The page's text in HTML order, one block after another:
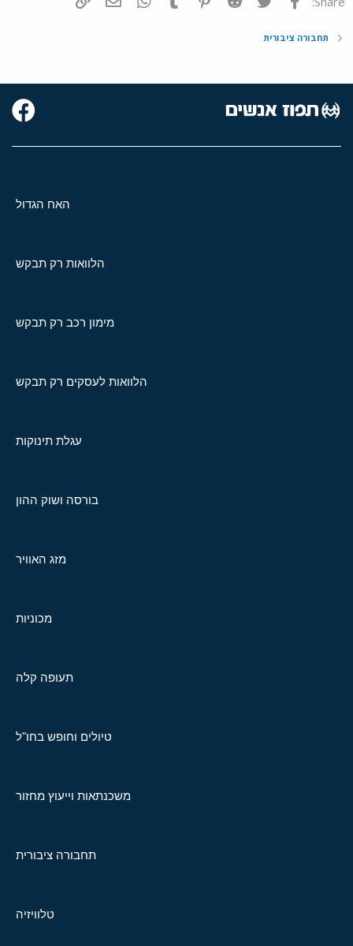
תחבורה ציבורית
האח הגדול
הלוואות רק תבקש
מימון רכב רק תבקש
הלוואות לעסקים רק תבקש
עגלת תינוקות
בורסה ושוק ההון
מזג האוויר
מכוניות
תעופה קלה
טיולים וחופש בחו"ל
משכנתאות וייעוץ מחזור
תחבורה ציבורית
טלוויזיה